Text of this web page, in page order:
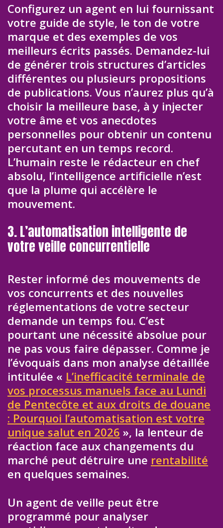
Configurez un agent en lui fournissant
votre guide de style, le ton de votre
marque et des exemples de vos
meilleurs écrits passés. Demandez-lui
de générer trois structures d’articles
différentes ou plusieurs propositions
de publications. Vous n’aurez plus qu’à
choisir la meilleure base, à y injecter
votre âme et vos anecdotes
personnelles pour obtenir un contenu
percutant en un temps record.
L’humain reste le rédacteur en chef
absolu, l’intelligence artificielle n’est
que la plume qui accélère le
mouvement.
3. L’automatisation intelligente de
votre veille concurrentielle
Rester informé des mouvements de
vos concurrents et des nouvelles
réglementations de votre secteur
demande un temps fou. C’est
pourtant une nécessité absolue pour
ne pas vous faire dépasser. Comme je
l’évoquais dans mon analyse détaillée
intitulée « L’inefficacité terminale de
vos processus manuels face au Lundi
de Pentecôte et aux droits de douane
: Pourquoi l’automatisation est votre
unique salut en 2026 », la lenteur de
réaction face aux changements du
marché peut détruire une rentabilité
en quelques semaines.
Un agent de veille peut être
programmé pour analyser